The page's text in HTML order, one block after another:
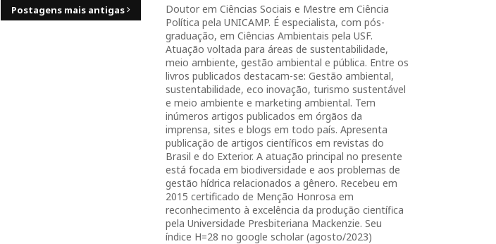
Postagens mais antigas
Doutor em Ciências Sociais e Mestre em Ciência
Política pela UNICAMP. É especialista, com pós-
graduação, em Ciências Ambientais pela USF.
Atuação voltada para áreas de sustentabilidade,
meio ambiente, gestão ambiental e pública. Entre os
livros publicados destacam-se: Gestão ambiental,
sustentabilidade, eco inovação, turismo sustentável
e meio ambiente e marketing ambiental. Tem
inúmeros artigos publicados em órgãos da
imprensa, sites e blogs em todo país. Apresenta
publicação de artigos científicos em revistas do
Brasil e do Exterior. A atuação principal no presente
está focada em biodiversidade e aos problemas de
gestão hídrica relacionados a gênero. Recebeu em
2015 certificado de Menção Honrosa em
reconhecimento à excelência da produção científica
pela Universidade Presbiteriana Mackenzie. Seu
índice H=28 no google scholar (agosto/2023)